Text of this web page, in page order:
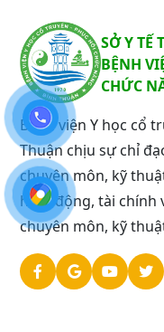
SỞ Y TẾ
BỆNH
CHỨC
Bệnh viện Y học cổ
Thuận chịu sự chỉ
chuyên môn, kỹ
hoạt động, tài chính
chuyên môn, kỹ